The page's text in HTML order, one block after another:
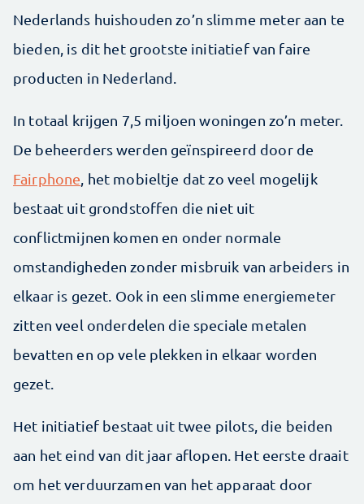
Nederlands huishouden zo’n slimme meter aan te
bieden, is dit het grootste initiatief van faire
producten in Nederland.
In totaal krijgen 7,5 miljoen woningen zo’n meter.
De beheerders werden geïnspireerd door de
Fairphone, het mobieltje dat zo veel mogelijk
bestaat uit grondstoffen die niet uit
conflictmijnen komen en onder normale
omstandigheden zonder misbruik van arbeiders in
elkaar is gezet. Ook in een slimme energiemeter
zitten veel onderdelen die speciale metalen
bevatten en op vele plekken in elkaar worden
gezet.
Het initiatief bestaat uit twee pilots, die beiden
aan het eind van dit jaar aflopen. Het eerste draait
om het verduurzamen van het apparaat door